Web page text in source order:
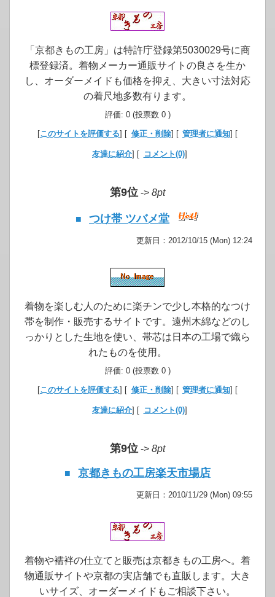
「京都きもの工房」は特許庁登録第5030029号に商
標登録済。着物メーカー通販サイトの良さを生か
し、オーダーメイドも価格を抑え、大きい寸法対応
の着尺地多数有ります。
評価: 0 (投票数 0 )
[このサイトを評価する] [ 修正・削除] [ 管理者に通知] [
友達に紹介] [ コメント(0)]
第9位 -> 8pt
■ つけ帯 ツバメ堂
更新日：2012/10/15 (Mon) 12:24
着物を楽しむ人のために楽チンで少し本格的なつけ
帯を制作・販売するサイトです。遠州木綿などのし
っかりとした生地を使い、帯芯は日本の工場で織ら
れたものを使用。
評価: 0 (投票数 0 )
[このサイトを評価する] [ 修正・削除] [ 管理者に通知] [
友達に紹介] [ コメント(0)]
第9位 -> 8pt
■ 京都きもの工房楽天市場店
更新日：2010/11/29 (Mon) 09:55
着物や襦袢の仕立てと販売は京都きもの工房へ。着
物通販サイトや京都の実店舗でも直販します。大き
いサイズ、オーダーメイドもご相談下さい。